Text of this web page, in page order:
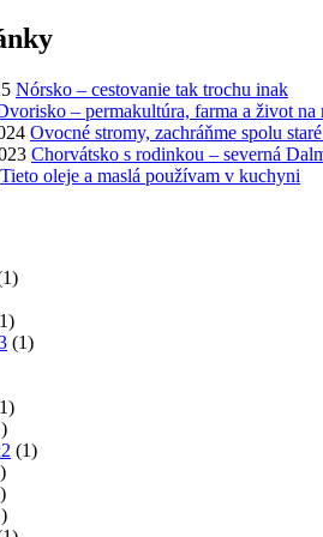
Nórsko – cestovanie tak trochu inak
– permakultúra, farma a život na
Ovocné stromy, zachráňme spolu
Chorvátsko s rodinkou – severná
Tieto oleje a maslá používam v kuchyni
(1)
(1)